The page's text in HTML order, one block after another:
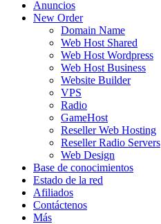
Anuncios
New Order
Domain Name
Web Host Shared
Web Host Wordpress
Web Host Business
Website Builder
VPS
Radio
GameHost
Reseller Web Hosting
Reseller Radio Servers
Web Design
Base de conocimientos
Estado de la red
Afiliados
Contáctenos
Más